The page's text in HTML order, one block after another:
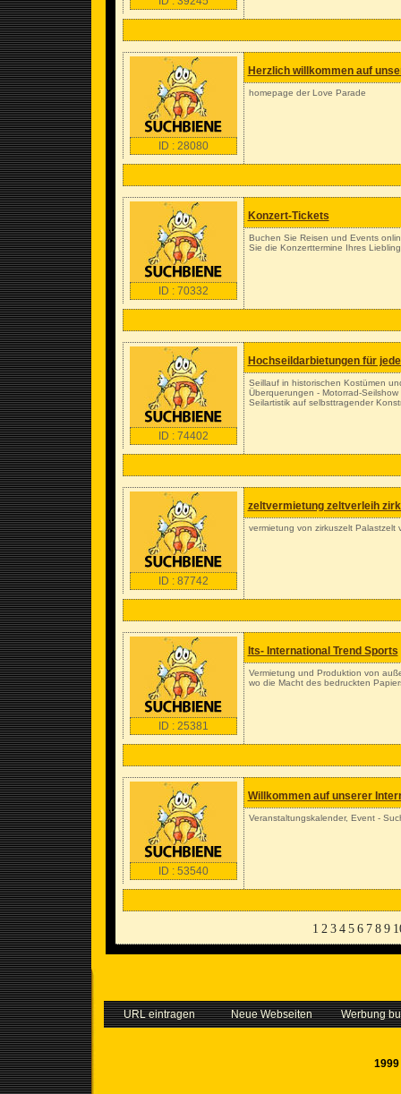
ID : 28080
Herzlich willkommen auf
homepage der Love Parade
ID : 70332
Konzert-Tickets
Buchen Sie Reisen und Events
Sie die Konzerttermine Ihres
ID : 74402
Hochseildarbietungen für
Seillauf in historischen Kostümen
Überquerungen - Motorrad-
Seilartistik auf selbsttragender
ID : 87742
zeltvermietung zeltverleih
vermietung von zirkuszelt
ID : 25381
Its- International Trend Sports
Vermietung und Produktion von
wo die Macht des bedruckten
ID : 53540
Willkommen auf unserer
Veranstaltungskalender, Event -
1 2 3 4 5 6 7 8 9
URL eintragen Neue Webseiten Werbung